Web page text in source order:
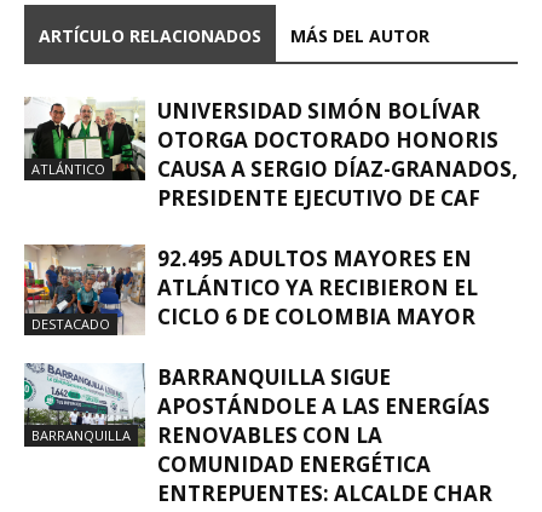
ARTÍCULO RELACIONADOS MÁS DEL AUTOR
ATLÁNTICO
UNIVERSIDAD SIMÓN BOLÍVAR
OTORGA DOCTORADO HONORIS
CAUSA A SERGIO DÍAZ-GRANADOS,
PRESIDENTE EJECUTIVO DE CAF
DESTACADO
92.495 ADULTOS MAYORES EN
ATLÁNTICO YA RECIBIERON EL
CICLO 6 DE COLOMBIA MAYOR
BARRANQUILLA
BARRANQUILLA SIGUE
APOSTÁNDOLE A LAS ENERGÍAS
RENOVABLES CON LA
COMUNIDAD ENERGÉTICA
ENTREPUENTES: ALCALDE CHAR